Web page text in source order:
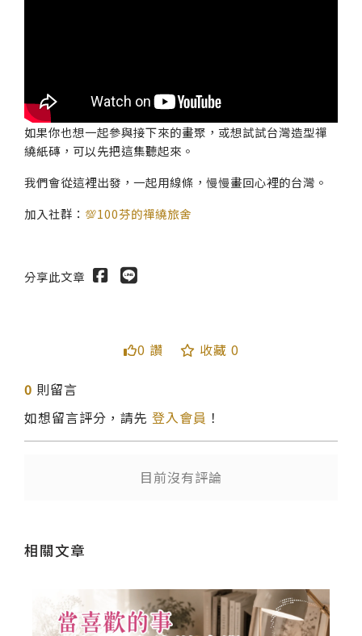
如果你也想一起參與接下來的畫聚，或想試試台灣造型禪
繞紙磚，可以先把這集聽起來。
我們會從這裡出發，一起用線條，慢慢畫回心裡的台灣。
加入社群： 💯100芬的禪繞旅舍
分享此文章
0 讚 收藏 0
0 則留言
如想留言評分，請先 登入會員 ！
目前沒有評論
相關文章